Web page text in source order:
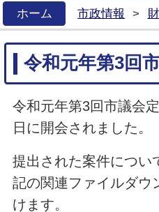
ホーム
市政情報 >
令和元年第3回
令和元年第3回市議会
日に開会されました。
提出された案件につい
記の関連ファイルダウ
けます。